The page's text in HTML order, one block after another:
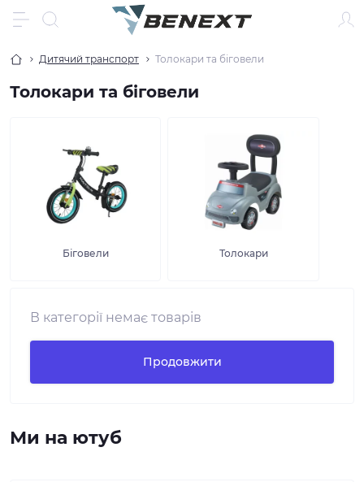
Дитячий транспорт Толокари та біговели
Толокари та біговели
Біговели Толокари
В категорії немає товарів
Продовжити
Ми на ютуб